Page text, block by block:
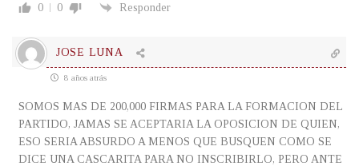
0 0 Responder
JOSE LUNA
8 años atrás
SOMOS MAS DE 200,000 FIRMAS PARA LA FORMACION DEL
PARTIDO, JAMAS SE ACEPTARIA LA OPOSICION DE QUIEN,
ESO SERIA ABSURDO A MENOS QUE BUSQUEN COMO SE
DICE UNA CASCARITA PARA NO INSCRIBIRLO, PERO ANTE